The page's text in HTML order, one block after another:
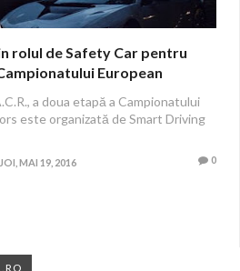
rolul de Safety Car pentru
European
a doua etapă a Campionatului
este organizată de Smart Driving
JOI, MAI 19, 2016 0